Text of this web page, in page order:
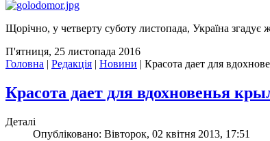
Щорічно, у четверту суботу листопада, Україна
П'ятниця, 25 листопада 2016
Головна | Редакція | Новини | Красота дает для
Красота дает для вдохновенья
Деталі
Опубліковано: Вівторок, 02 квітня 2013, 17:51